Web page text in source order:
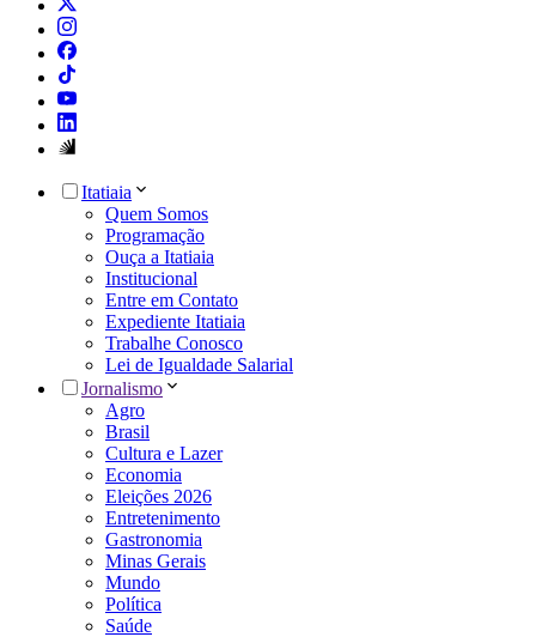
Itatiaia
Quem Somos
Programação
Ouça a Itatiaia
Institucional
Entre em Contato
Expediente Itatiaia
Trabalhe Conosco
Lei de Igualdade Salarial
Jornalismo
Agro
Brasil
Cultura e Lazer
Economia
Eleições 2026
Entretenimento
Gastronomia
Minas Gerais
Mundo
Política
Saúde